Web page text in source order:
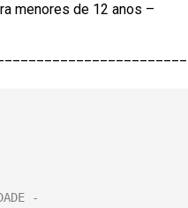
menores de 12 anos –